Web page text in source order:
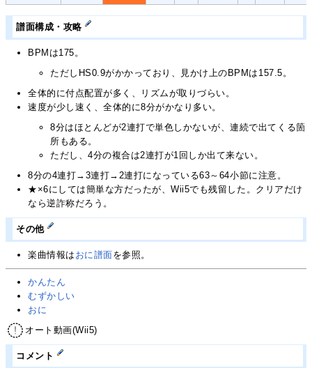
譜面構成・攻略
BPMは175。
ただしHS0.9がかかっており、見かけ上のBPMは157.5。
全体的に付点配置が多く、リズムが取りづらい。
速度が少し速く、全体的に8分がかなり多い。
8分はほとんどが2連打で単色しかないが、連続で出てくる箇
所もある。
ただし、4分の複合は2連打が1回しか出て来ない。
8分の4連打→3連打→2連打になっている63～64小節に注意。
★×6にしては簡単な方だったが、Wii5でも残留した。クリアだけ
なら逆詐称だろう。
その他
楽曲情報は おに譜面を参照。
かんたん
むずかしい
おに
オート動画(Wii5)
コメント